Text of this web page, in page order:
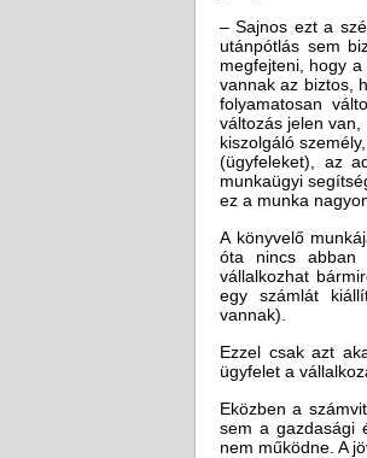
– Sajnos ezt a
utánpótlás sem
megfejteni, hogy
vannak az biztos,
folyamatosan
változás jelen
kiszolgáló
(ügyfeleket), az
munkaügyi
ez a munka
A könyvelő
óta nincs abban
vállalkozhat
egy számlát
vannak).
Ezzel csak azt
ügyfelet a
Eközben a
sem a gazdasági
nem működne. A